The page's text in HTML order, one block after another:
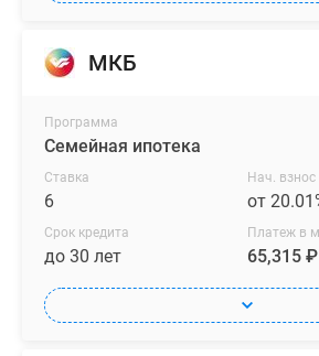
МКБ
Программа
Семейная ипотека
Ставка
6
Нач. взнос
от
Срок кредита
до 30 лет
Платеж в
65,315 ₽